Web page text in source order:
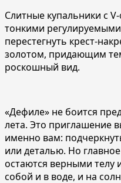
Слитные купальники с
тонкими
перестегнуть крест-
золотом, придающим
роскошный вид.
«Дефиле» не боится
лета. Это приглашение
именно вам:
или деталью. Но
остаются верными телу
собой и в воде, и на